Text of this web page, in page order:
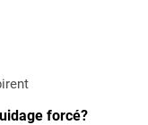
forcé?